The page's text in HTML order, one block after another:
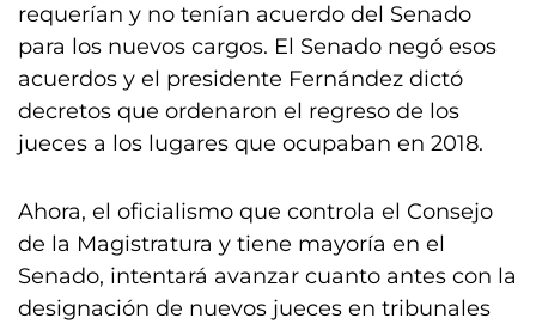
requerían y no tenían acuerdo del Senado
para los nuevos cargos. El Senado negó esos
acuerdos y el presidente Fernández dictó
decretos que ordenaron el regreso de los
jueces a los lugares que ocupaban en 2018.
Ahora, el oficialismo que controla el Consejo
de la Magistratura y tiene mayoría en el
Senado, intentará avanzar cuanto antes con la
designación de nuevos jueces en tribunales